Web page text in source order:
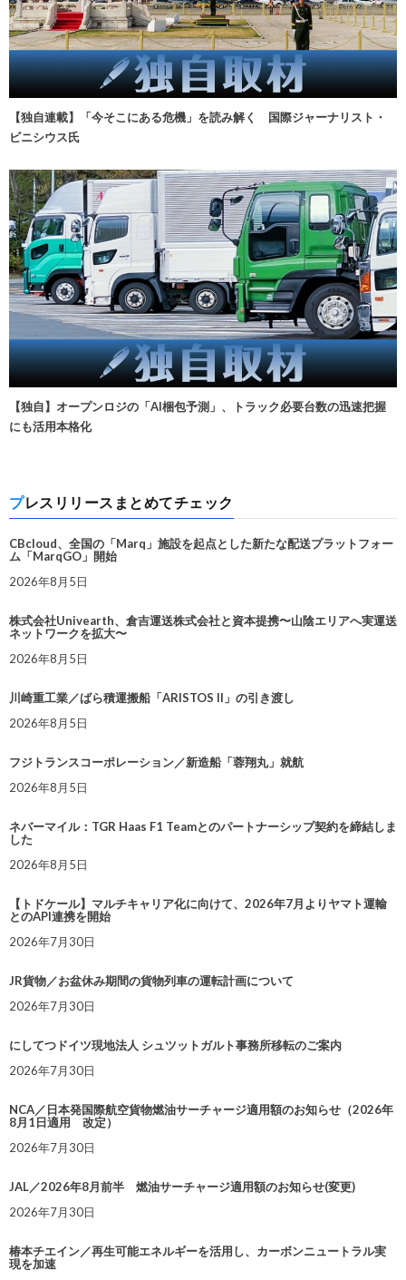
【独自連載】「今そこにある危機」を読み解く 国際ジャーナリスト・
ビニシウス氏
【独自】オープンロジの「AI梱包予測」、トラック必要台数の迅速把握
にも活用本格化
プレスリリースまとめてチェック
CBcloud、全国の「Marq」施設を起点とした新たな配送プラットフォー
ム「MarqGO」開始
2026年8月5日
株式会社Univearth、倉吉運送株式会社と資本提携〜山陰エリアへ実運送
ネットワークを拡大〜
2026年8月5日
川崎重工業／ばら積運搬船「ARISTOS II」の引き渡し
2026年8月5日
フジトランスコーポレーション／新造船「蓉翔丸」就航
2026年8月5日
ネバーマイル：TGR Haas F1 Teamとのパートナーシップ契約を締結しま
した
2026年8月5日
【トドケール】マルチキャリア化に向けて、2026年7月よりヤマト運輸
とのAPI連携を開始
2026年7月30日
JR貨物／お盆休み期間の貨物列車の運転計画について
2026年7月30日
にしてつドイツ現地法人 シュツットガルト事務所移転のご案内
2026年7月30日
NCA／日本発国際航空貨物燃油サーチャージ適用額のお知らせ（2026年
8月1日適用 改定）
2026年7月30日
JAL／2026年8月前半 燃油サーチャージ適用額のお知らせ(変更)
2026年7月30日
椿本チエイン／再生可能エネルギーを活用し、カーボンニュートラル実
現を加速